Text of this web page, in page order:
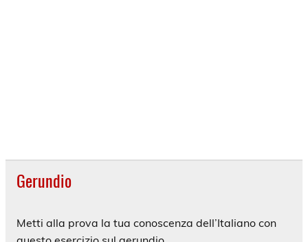
Gerundio
Metti alla prova la tua conoscenza dell’Italiano con